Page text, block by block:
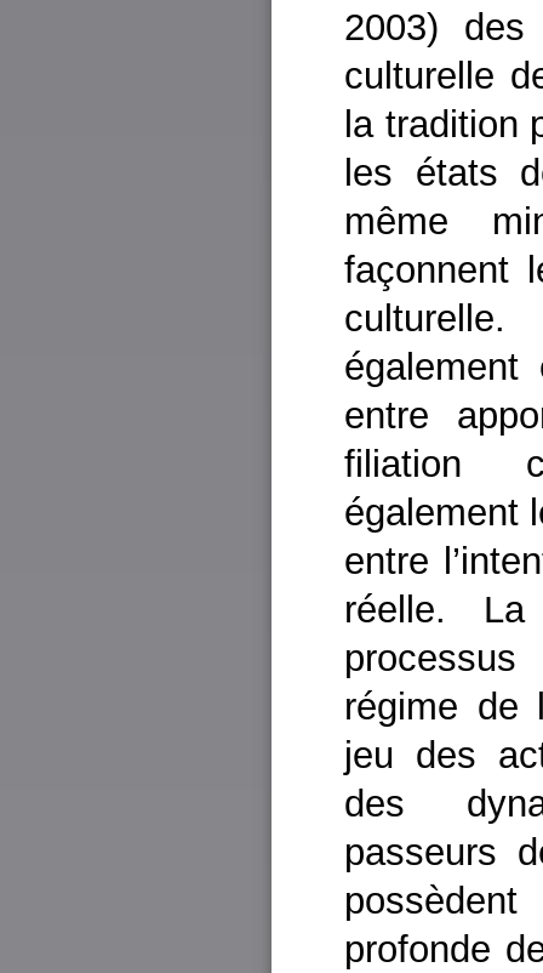
2003) des
culturelle
la tradition
les états
même
façonnent
entre
filiation
également
entre
réelle.
régime de
jeu des
des
passeurs
possèdent
profonde